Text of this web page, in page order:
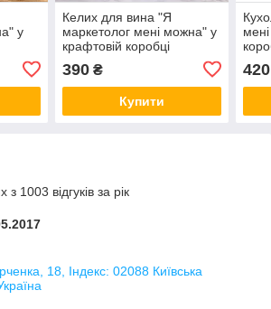
у
Келих для вина "Я
маркетолог мені можна" у
крафтовій коробці
390₴
Купити
420
1003 відгуків за рік
18, Індекс: 02088 Київська